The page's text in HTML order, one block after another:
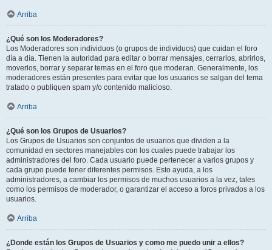
Arriba
¿Qué son los Moderadores?
Los Moderadores son individuos (o grupos de individuos) que cuidan el foro
día a día. Tienen la autoridad para editar o borrar mensajes, cerrarlos, abrirlos,
moverlos, borrar y separar temas en el foro que moderan. Generalmente, los
moderadores están presentes para evitar que los usuarios se salgan del tema
tratado o publiquen spam y/o contenido malicioso.
Arriba
¿Qué son los Grupos de Usuarios?
Los Grupos de Usuarios son conjuntos de usuarios que dividen a la
comunidad en sectores manejables con los cuales puede trabajar los
administradores del foro. Cada usuario puede pertenecer a varios grupos y
cada grupo puede tener diferentes permisos. Esto ayuda, a los
administradores, a cambiar los permisos de muchos usuarios a la vez, tales
como los permisos de moderador, o garantizar el acceso a foros privados a los
usuarios.
Arriba
¿Donde están los Grupos de Usuarios y como me puedo unir a ellos?